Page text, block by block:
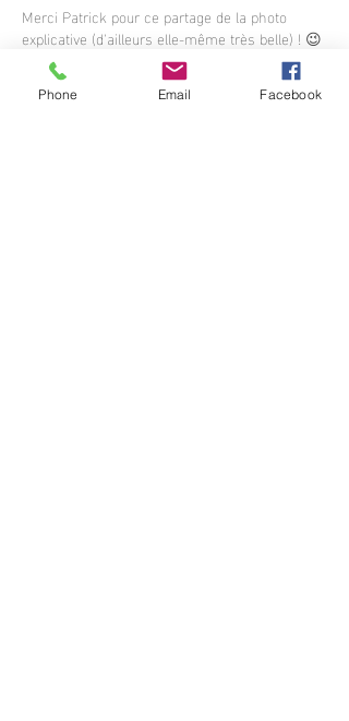
Merci Patrick pour ce partage de la photo
explicative (d'ailleurs elle-même très belle) ! 😉
Like
Phone Email Facebook